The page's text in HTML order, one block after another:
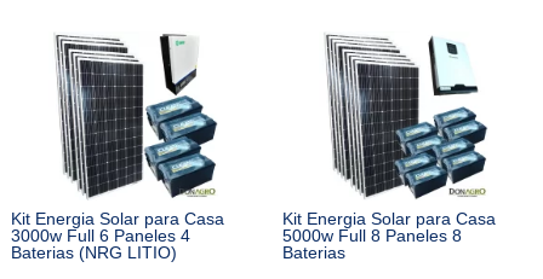
Kit Energia Solar para Casa
3000w Full 6 Paneles 4
Baterias (NRG LITIO)
Kit Energia Solar para Casa
5000w Full 8 Paneles 8
Baterias